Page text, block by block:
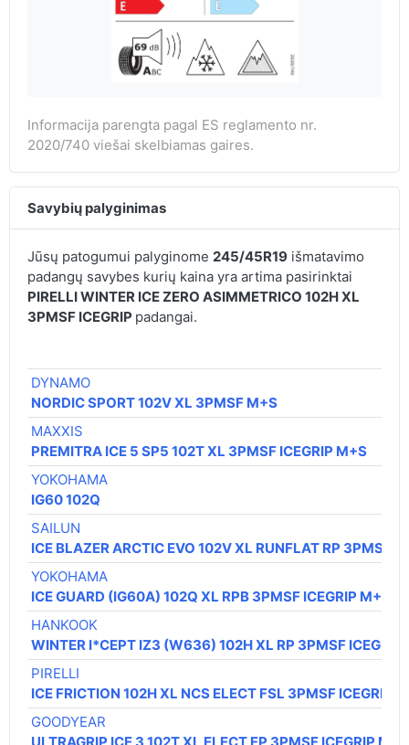
Informacija parengta pagal ES reglamento nr.
2020/740 viešai skelbiamas gaires.
Savybių palyginimas
Jūsų patogumui palyginome 245/45R19išmatavimo
padangų savybes kurių kaina yra artima pasirinktai
PIRELLI WINTER ICE ZERO ASIMMETRICO 102H XL
3PMSF ICEGRIP padangai.
DYNAMO
NORDIC SPORT 102V XL 3PMSF M+S
MAXXIS
PREMITRA ICE 5 SP5 102T XL 3PMSF ICEGRIP M+S
YOKOHAMA
IG60 102Q
SAILUN
ICE BLAZER ARCTIC EVO 102V XL RUNFLAT RP 3PMSF
YOKOHAMA
ICE GUARD (IG60A) 102Q XL RPB 3PMSF ICEGRIP M+S
HANKOOK
WINTER I*CEPT IZ3 (W636) 102H XL RP 3PMSF ICEGRIP
PIRELLI
ICE FRICTION 102H XL NCS ELECT FSL 3PMSF ICEGRIP
GOODYEAR
ULTRAGRIP ICE 3 102T XL ELECT FP 3PMSF ICEGRIP M+S